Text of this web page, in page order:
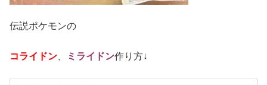
伝説ポケモンの
コライドン ミライドン作り方↓